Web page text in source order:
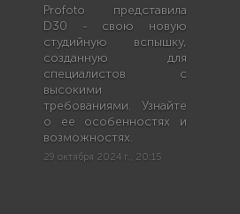
Profoto представила
D30 - свою новую
студийную вспышку,
созданную для
специалистов с
высокими
требованиями. Узнайте
о ее особенностях и
возможностях.
29 октября 2024 г., 20:15